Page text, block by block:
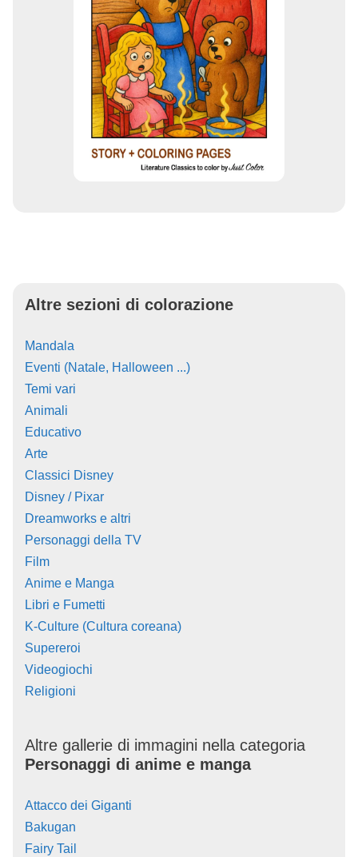
Altre sezioni di colorazione
Mandala
Eventi (Natale, Halloween ...)
Temi vari
Animali
Educativo
Arte
Classici Disney
Disney / Pixar
Dreamworks e altri
Personaggi della TV
Film
Anime e Manga
Libri e Fumetti
K-Culture (Cultura coreana)
Supereroi
Videogiochi
Religioni
Altre gallerie di immagini nella categoria
Personaggi di anime e manga
Attacco dei Giganti
Bakugan
Fairy Tail